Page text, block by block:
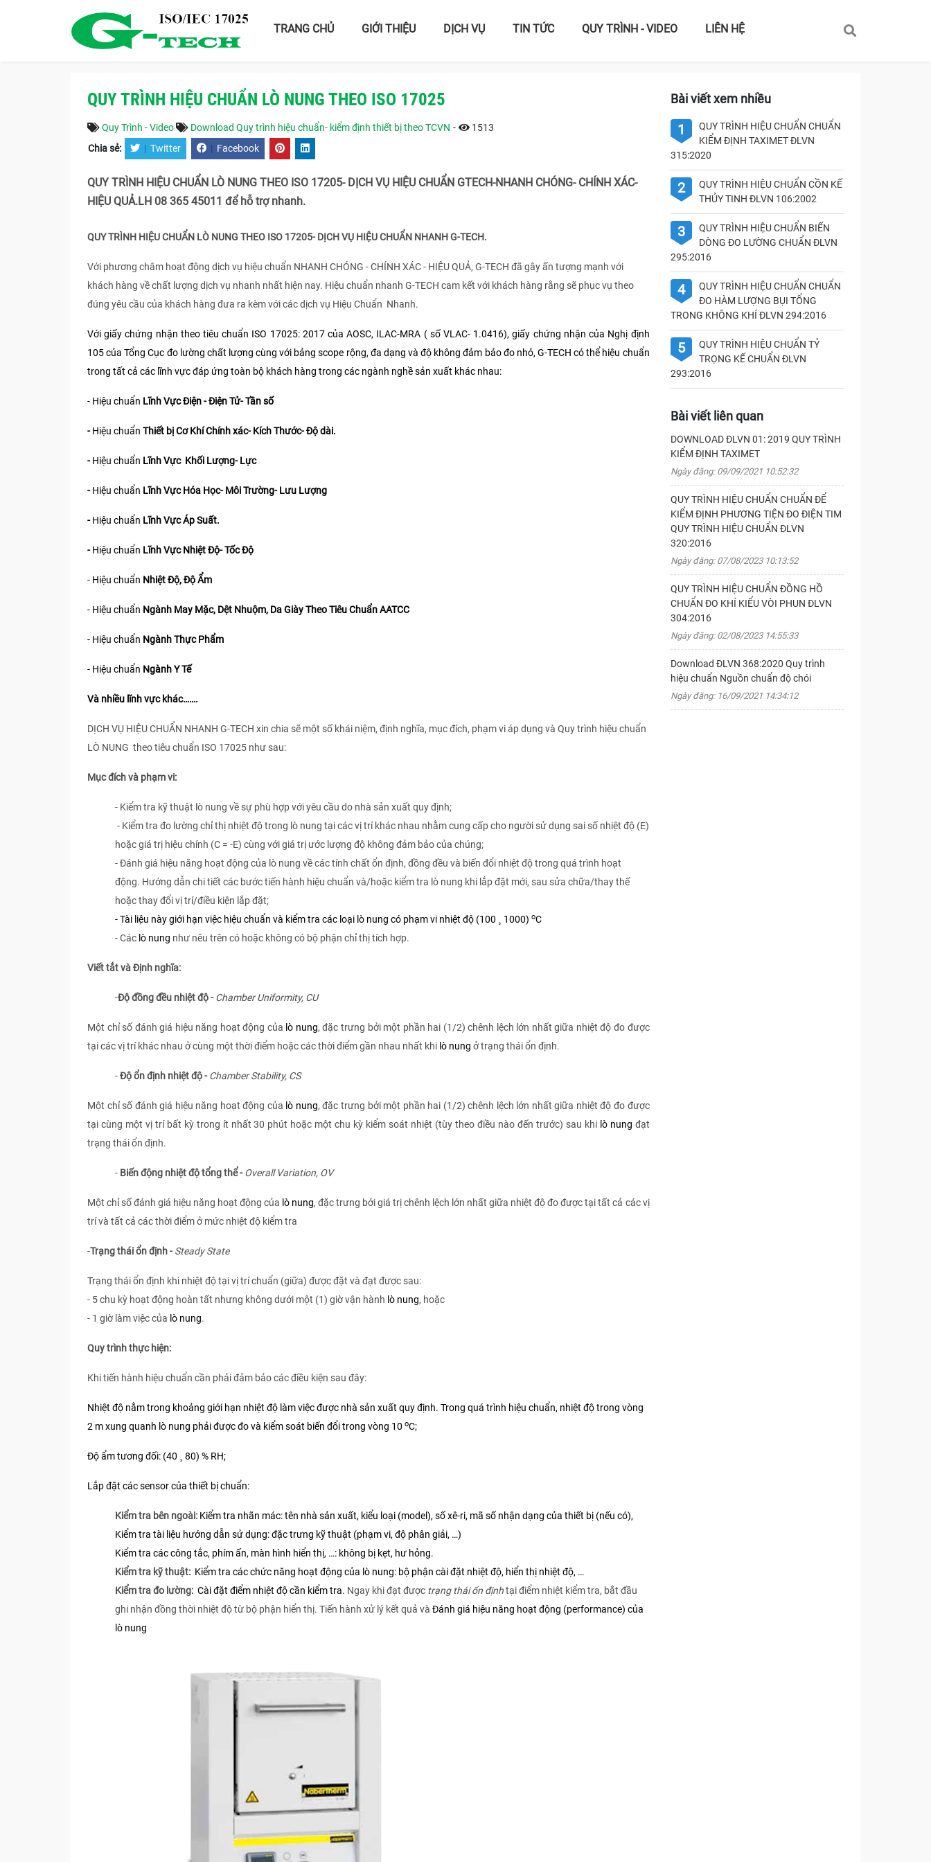
TRANG CHỦ GIỚI THIỆU DỊCH VỤ TIN TỨC QUY TRÌNH - VIDEO LIÊN HỆ
QUY TRÌNH HIỆU CHUẨN LÒ NUNG THEO ISO 17025
Quy Trình - Video Download Quy trình hiệu chuẩn- kiểm định thiết bị theo TCVN - 1513
Chia sẻ: | Twitter | Facebook
QUY TRÌNH HIỆU CHUẨN LÒ NUNG THEO ISO 17205- DỊCH VỤ HIỆU CHUẨN GTECH-NHANH CHÓNG- CHÍNH XÁC-
HIỆU QUẢ.LH 08 365 45011 để hỗ trợ nhanh.
QUY TRÌNH HIỆU CHUẨN LÒ NUNG THEO ISO 17205- DỊCH VỤ HIỆU CHUẨN NHANH G-TECH.
Với phương châm hoạt động dịch vụ hiệu chuẩn NHANH CHÓNG - CHÍNH XÁC - HIỆU QUẢ, G-TECH đã gây ấn tượng mạnh với
khách hàng về chất lượng dịch vụ nhanh nhất hiện nay. Hiệu chuẩn nhanh G-TECH cam kết với khách hàng rằng sẽ phục vụ theo
đúng yêu cầu của khách hàng đưa ra kèm với các dịch vụ Hiệu Chuẩn Nhanh.
Với giấy chứng nhận theo tiêu chuẩn ISO 17025: 2017 của AOSC, ILAC-MRA ( số VLAC- 1.0416), giấy chứng nhận của Nghị định
105 của Tổng Cục đo lường chất lượng cùng với bảng scope rộng, đa dạng và độ không đảm bảo đo nhỏ, G-TECH có thể hiệu chuẩn
trong tất cả các lĩnh vực đáp ứng toàn bộ khách hàng trong các ngành nghề sản xuất khác nhau:
- Hiệu chuẩn Lĩnh Vực Điện - Điện Tử- Tần số
-Hiệu chuẩn Thiết bị Cơ Khí Chính xác- Kích Thước- Độ dài.
-Hiệu chuẩn Lĩnh Vực Khối Lượng- Lực
-Hiệu chuẩn Lĩnh Vực Hóa Học- Môi Trường- Lưu Lượng
-Hiệu chuẩn Lĩnh Vực Áp Suất.
-Hiệu chuẩn Lĩnh Vực Nhiệt Độ- Tốc Độ
- Hiệu chuẩn Nhiệt Độ, Độ Ẩm
- Hiệu chuẩn Ngành May Mặc, Dệt Nhuộm, Da Giày Theo Tiêu ChuẩnAATCC
- Hiệu chuẩn Ngành Thực Phẩm
- Hiệu chuẩn Ngành Y Tế
Và nhiều lĩnh vực khác…….
DỊCH VỤ HIỆU CHUẨN NHANH G-TECH xin chia sẽ một số khái niệm, định nghĩa, mục đích, phạm vi áp dụng và Quy trình hiệu chuẩn
LÒ NUNG theo tiêu chuẩn ISO 17025 như sau:
Mục đích và phạm vi:
- Kiểm tra kỹ thuật lò nung về sự phù hợp với yêu cầu do nhà sản xuất quy định;
- Kiểm tra đo lường chỉ thị nhiệt độ trong lò nung tại các vị trí khác nhau nhằm cung cấp cho người sử dụng sai số nhiệt độ (E)
hoặc giá trị hiệu chính (C = -E) cùng với giá trị ước lượng độ không đảm bảo của chúng;
- Đánh giá hiệu năng hoạt động của lò nung về các tính chất ổn định, đồng đều và biến đổi nhiệt độ trong quá trình hoạt
động. Hướng dẫn chi tiết các bước tiến hành hiệu chuẩn và/hoặc kiểm tra lò nung khi lắp đặt mới, sau sửa chữa/thay thế
hoặc thay đổi vị trí/điều kiện lắp đặt;
- Tài liệu này giới hạn việc hiệu chuẩn và kiểm tra các loại lò nung có phạm vi nhiệt độ (100 ¸ 1000) oC
- Các lò nung như nêu trên có hoặc không có bộ phận chỉ thị tích hợp.
Viết tắt và Định nghĩa:
-Độ đồng đều nhiệt độ -Chamber Uniformity, CU
Một chỉ số đánh giá hiệu năng hoạt động của lò nung, đặc trưng bởi một phần hai (1/2) chênh lệch lớn nhất giữa nhiệt độ đo được
tại các vị trí khác nhau ở cùng một thời điểm hoặc các thời điểm gần nhau nhất khi lò nung ở trạng thái ổn định.
-Độ ổn định nhiệt độ -Chamber Stability, CS
Một chỉ số đánh giá hiệu năng hoạt động của lò nung, đặc trưng bởi một phần hai (1/2) chênh lệch lớn nhất giữa nhiệt độ đo được
tại cùng một vị trí bất kỳ trong ít nhất 30 phút hoặc một chu kỳ kiểm soát nhiệt (tùy theo điều nào đến trước) sau khi lò nung đạt
trạng thái ổn định.
- Biến động nhiệt độ tổng thể -Overall Variation, OV
Một chỉ số đánh giá hiệu năng hoạt động của lò nung, đặc trưng bởi giá trị chênh lệch lớn nhất giữa nhiệt độ đo được tại tất cả các vị
trí và tất cả các thời điểm ở mức nhiệt độ kiểm tra
-​​​Trạng thái ổn định -Steady State
Trạng thái ổn định khi nhiệt độ tại vị trí chuẩn (giữa) được đặt và đạt được sau:
- 5 chu kỳ hoạt động hoàn tất nhưng không dưới một (1) giờ vận hành lò nung, hoặc
- 1 giờ làm việc của lò nung.
Quy trình thực hiện:
Khi tiến hành hiệu chuẩn cần phải đảm bảo các điều kiện sau đây:
Nhiệt độ nằm trong khoảng giới hạn nhiệt độ làm việc được nhà sản xuất quy định. Trong quá trình hiệu chuẩn, nhiệt độ trong vòng
2 m xung quanh lò nung phải được đo và kiểm soát biến đổi trong vòng 10 oC;
Độ ẩm tương đối: (40 ¸ 80) % RH;
Lắp đặt các sensor của thiết bị chuẩn:
Kiểm tra bên ngoài: Kiểm tra nhãn mác: tên nhà sản xuất, kiểu loại (model), số xê-ri, mã số nhận dạng của thiết bị (nếu có),
Kiểm tra tài liệu hướng dẫn sử dụng: đặc trưng kỹ thuật (phạm vi, độ phân giải, …)
Kiểm tra các công tắc, phím ấn, màn hình hiển thị, …: không bị kẹt, hư hỏng.
Kiểm tra kỹ thuật: Kiểm tra các chức năng hoạt động của lò nung: bộ phận cài đặt nhiệt độ, hiển thị nhiệt độ, …
Kiểm tra đo lường: Cài đặt điểm nhiệt độ cần kiểm tra. Ngay khi đạt được trạng thái ổn địnhtại điểm nhiệt kiểm tra, bắt đầu
ghi nhận đồng thời nhiệt độ từ bộ phận hiển thị. Tiến hành xử lý kết quả và Đánh giá hiệu năng hoạt động (performance) của
lò nung
Bài viết xem nhiều
1
QUY TRÌNH HIỆU CHUẨN CHUẨN
KIỂM ĐỊNH TAXIMET ĐLVN
315:2020
2
QUY TRÌNH HIỆU CHUẨN CỒN KẾ
THỦY TINH ĐLVN 106:2002
3
QUY TRÌNH HIỆU CHUẨN BIẾN
DÒNG ĐO LƯỜNG CHUẨN ĐLVN
295:2016
4
QUY TRÌNH HIỆU CHUẨN CHUẨN
ĐO HÀM LƯỢNG BỤI TỔNG
TRONG KHÔNG KHÍ ĐLVN 294:2016
5
QUY TRÌNH HIỆU CHUẨN TỶ
TRỌNG KẾ CHUẨN ĐLVN
293:2016
Bài viết liên quan
DOWNLOAD ĐLVN 01: 2019 QUY TRÌNH
KIỂM ĐỊNH TAXIMET
Ngày đăng: 09/09/2021 10:52:32
QUY TRÌNH HIỆU CHUẨN CHUẨN ĐỂ
KIỂM ĐỊNH PHƯƠNG TIỆN ĐO ĐIỆN TIM
QUY TRÌNH HIỆU CHUẨN ĐLVN
320:2016
Ngày đăng: 07/08/2023 10:13:52
QUY TRÌNH HIỆU CHUẨN ĐỒNG HỒ
CHUẨN ĐO KHÍ KIỂU VÒI PHUN ĐLVN
304:2016
Ngày đăng: 02/08/2023 14:55:33
Download ĐLVN 368:2020 Quy trình
hiệu chuẩn Nguồn chuẩn độ chói
Ngày đăng: 16/09/2021 14:34:12